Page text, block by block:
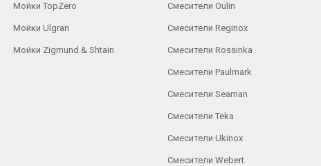
Мойки TopZero
Мойки Ulgran
Мойки Zigmund & Shtain
Смесители Oulin
Смесители Reginox
Смесители Rossinka
Смесители Paulmark
Смесители Seaman
Смесители Teka
Смесители Ukinox
Смесители Webert